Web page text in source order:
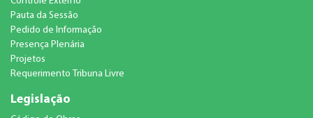
Pauta da Sessão
Pedido de Informação
Presença Plenária
Projetos
Requerimento Tribuna Livre
Legislação